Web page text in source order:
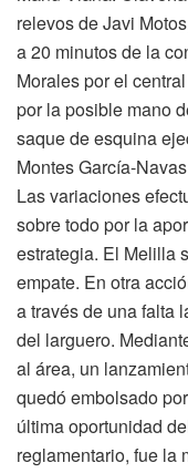
relevos de Javi
a 20 minutos de la
Morales por el
por la posible mano
saque de esquina
Montes García-
Las variaciones
sobre todo por la
estrategia. El Melilla
empate. En otra
a través de una falta
del larguero.
al área, un
quedó embolsado
última oportunidad
reglamentario, fue la